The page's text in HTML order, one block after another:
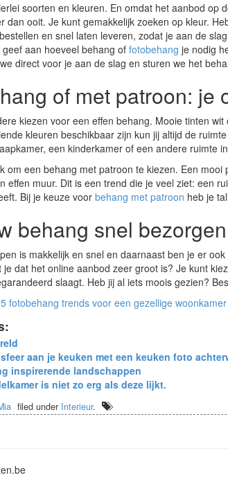
soorten en kleuren. En omdat het aanbod op
dan ooit. Je kunt gemakkelijk zoeken op kleur.
en snel laten leveren, zodat je aan de
aan hoeveel behang offotobehang je nodig
direct voor je aan de slag en sturen we het
of met patroon: je
kiezen voor een effen behang. Mooie tinten
kleuren beschikbaar zijn kun jij altijd de
een kinderkamer of een andere ruimte
om een behang met patroon te kiezen. Een
effen muur. Dit is een trend die je veel ziet: een
Bij je keuze voor behang met patroon heb je
behang snel bezorgen
is makkelijk en snel en daarnaast ben je er
je dat het online aanbod zeer groot is? Je kunt
slaagt. Heb jij al iets moois gezien?
fotobehang trends voor een gezellige
aan je keuken met een keuken foto
inspirerende landschappen
is niet zo erg als deze lijkt.
filed under Interieur.